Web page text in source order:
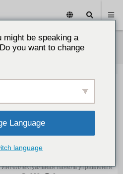
KNX/Датчик присутствия
присутствия человека
KNX Датчик
CXQ255
переключатель
Интеллектуальная панель управления
might be speaking a
you want to change
Language
language